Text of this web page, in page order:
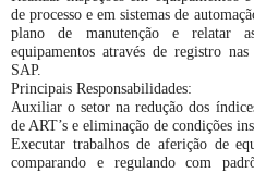
de processo e em sistemas de
plano de manutenção e relatar
equipamentos através de registro
SAP.
Principais Responsabilidades:
Auxiliar o setor na redução dos
de ART’s e eliminação de condições
Executar trabalhos de aferição de
comparando e regulando com